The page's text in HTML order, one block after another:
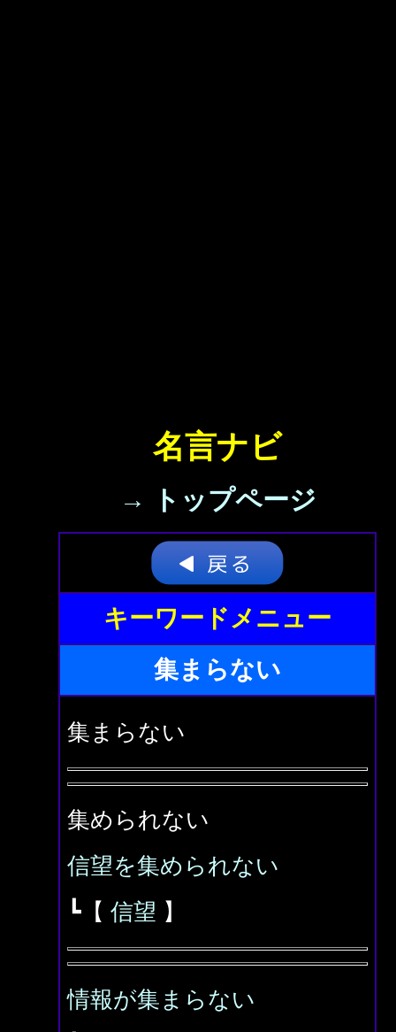
名言ナビ
→ トップページ
キーワードメニュー
集まらない
集まらない
集められない
信望を集められない
┗【 信望 】
情報が集まらない